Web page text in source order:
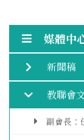
媒體中
新聞稿
教聯會
副會長：